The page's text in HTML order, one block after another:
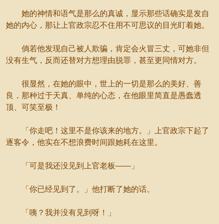
她的神情和语气是那么的真诚，显示那些话确实是发自
她的内心，那让上官政宗忍不住用不可思议的目光盯着她。
倘若他发现自己被人欺骗，肯定会火冒三丈，可她非但
没有生气，反而还替对方想理由脱罪，甚至更同情对方。
很显然，在她的眼中，世上的一切是那么的美好、善
良，那种过于天真、单纯的心态，在他眼里简直是愚蠢透
顶、可笑至极！
「你走吧！这里不是你该来的地方。」上官政宗下起了
逐客令，他实在不想浪费时间跟她耗在这里。
「可是我还没见到上官老板——」
「你已经见到了。」他打断了她的话。
「咦？我并没有见到呀！」